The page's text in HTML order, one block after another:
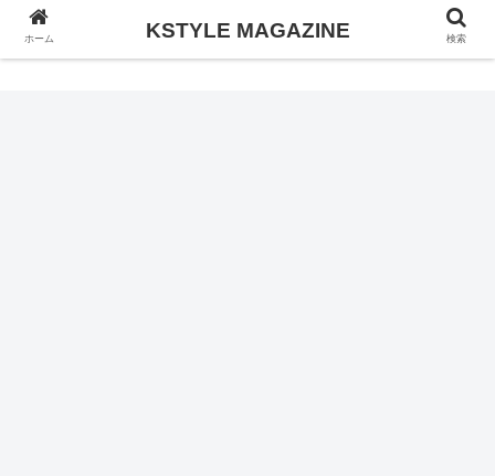
KSTYLE MAGAZINE
ホーム KSTYLE MAGAZINE 検索